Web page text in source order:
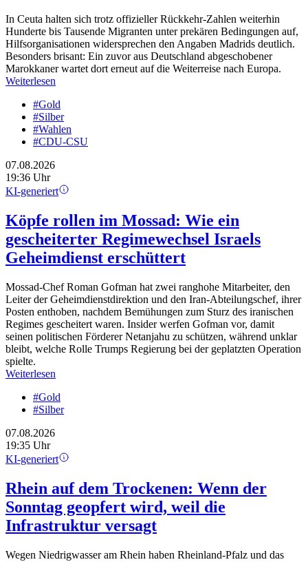
In Ceuta halten sich trotz offizieller Rückkehr-Zahlen weiterhin
Hunderte bis Tausende Migranten unter prekären Bedingungen auf,
Hilfsorganisationen widersprechen den Angaben Madrids deutlich.
Besonders brisant: Ein zuvor aus Deutschland abgeschobener
Marokkaner wartet dort erneut auf die Weiterreise nach Europa.
Weiterlesen
#Gold
#Silber
#Wahlen
#CDU-CSU
07.08.2026
19:36 Uhr
KI-generiert
Köpfe rollen im Mossad: Wie ein
gescheiterter Regimewechsel Israels
Geheimdienst erschüttert
Mossad-Chef Roman Gofman hat zwei ranghohe Mitarbeiter, den
Leiter der Geheimdienstdirektion und den Iran-Abteilungschef, ihrer
Posten enthoben, nachdem Bemühungen zum Sturz des iranischen
Regimes gescheitert waren. Insider werfen Gofman vor, damit
seinen politischen Förderer Netanjahu zu schützen, während unklar
bleibt, welche Rolle Trumps Regierung bei der geplatzten Operation
spielte.
Weiterlesen
#Gold
#Silber
07.08.2026
19:35 Uhr
KI-generiert
Rhein auf dem Trockenen: Wenn der
Sonntag geopfert wird, weil die
Infrastruktur versagt
Wegen Niedrigwasser am Rhein haben Rheinland-Pfalz und das